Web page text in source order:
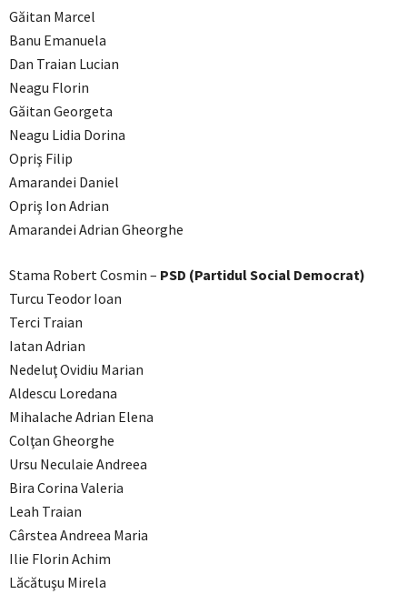
Găitan Marcel
Banu Emanuela
Dan Traian Lucian
Neagu Florin
Găitan Georgeta
Neagu Lidia Dorina
Opriş Filip
Amarandei Daniel
Opriş Ion Adrian
Amarandei Adrian Gheorghe
Stama Robert Cosmin – PSD (Partidul Social Democrat)
Turcu Teodor Ioan
Terci Traian
Iatan Adrian
Nedeluţ Ovidiu Marian
Aldescu Loredana
Mihalache Adrian Elena
Colţan Gheorghe
Ursu Neculaie Andreea
Bira Corina Valeria
Leah Traian
Cârstea Andreea Maria
Ilie Florin Achim
Lăcătuşu Mirela